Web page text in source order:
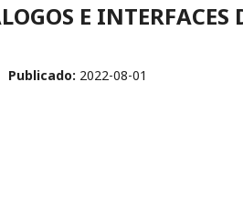
E INTERFACES
Publicado: 2022-08-01